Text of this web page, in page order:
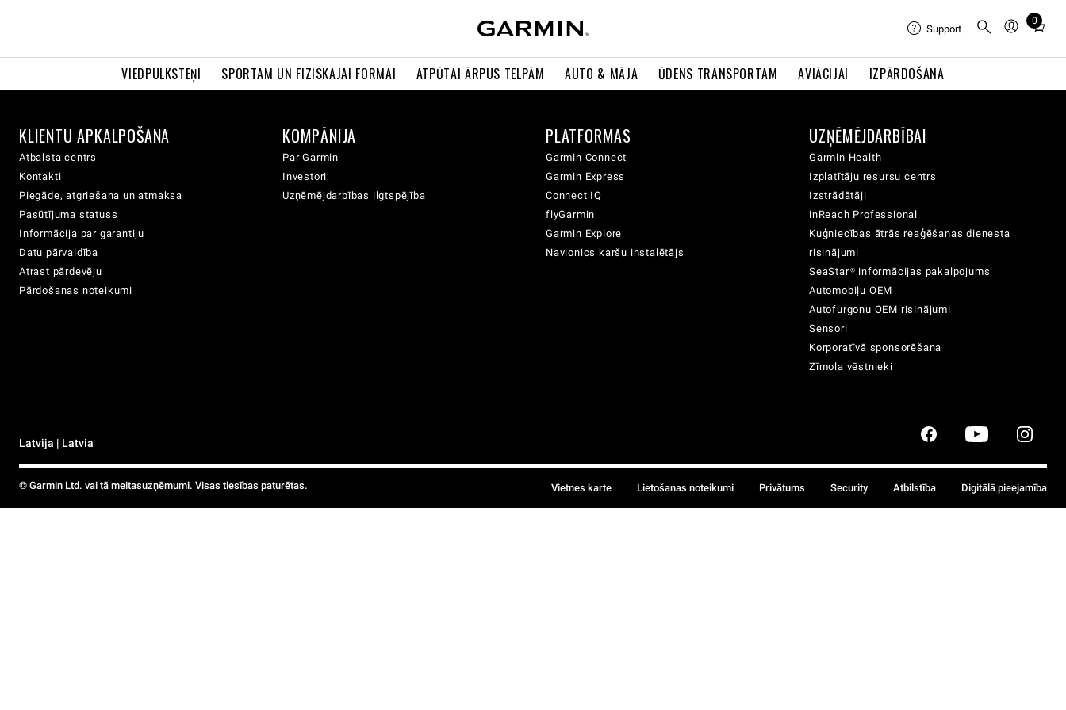
VIEDPULKSTEŅI SPORTAM UN FIZISKAJAI FORMAI ATPŪTAI ĀRPUS TELPĀM AUTO & MĀJA ŪDENS TRANSPORTAM AVIĀCIJAI IZPĀRDOŠANA
Support
0
Total
cart:
KLIENTU APKALPOŠANA
Atbalsta centrs
Kontakti
Piegāde, atgriešana un atmaksa
Pasūtījuma statuss
Informācija par garantiju
Datu pārvaldība
Atrast pārdevēju
Pārdošanas noteikumi
KOMPĀNIJA
Par Garmin
Investori
Uzņēmējdarbības ilgtspējība
PLATFORMAS
Garmin Connect
Garmin Express
Connect IQ
flyGarmin
Garmin Explore
Navionics karšu instalētājs
UZŅĒMĒJDARBĪBAI
Garmin Health
Izplatītāju resursu centrs
Izstrādātāji
inReach Professional
Kuģniecības ātrās reaģēšanas dienesta
risinājumi
SeaStar® informācijas pakalpojums
Automobiļu OEM
Autofurgonu OEM risinājumi
Sensori
Korporatīvā sponsorēšana
Zīmola vēstnieki
Latvija | Latvia
© Garmin Ltd. vai tā meitasuzņēmumi. Visas tiesības paturētas. Vietnes karte Lietošanas noteikumi Privātums Security Atbilstība Digitālā pieejamība